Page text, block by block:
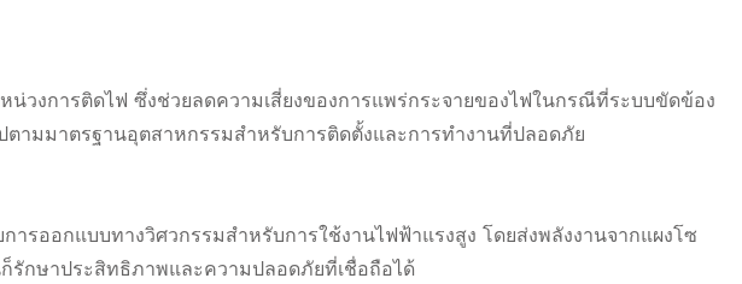
น่วงการติดไฟ ซึ่งช่วยลดความเสี่ยงของการแพร่กระจายของไฟในกรณีที่ระบบขัดข้อง
ามมาตรฐานอุตสาหกรรมสำหรับการติดตั้งและการทำงานที่ปลอดภัย
ารออกแบบทางวิศวกรรมสำหรับการใช้งานไฟฟ้าแรงสูง โดยส่งพลังงานจากแผงโซ
รักษาประสิทธิภาพและความปลอดภัยที่เชื่อถือได้